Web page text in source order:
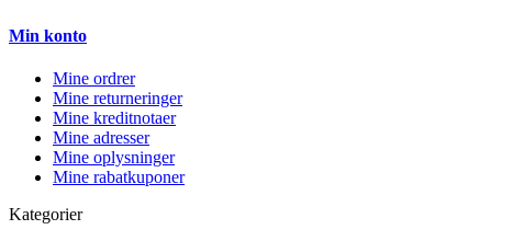
Min konto
Mine ordrer
Mine returneringer
Mine kreditnotaer
Mine adresser
Mine oplysninger
Mine rabatkuponer
Kategorier